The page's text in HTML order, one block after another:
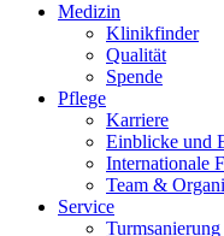
Medizin
Klinikfinder
Qualität
Spende
Pflege
Karriere
Einblicke und
Internationale
Team &
Service
Turmsanierung